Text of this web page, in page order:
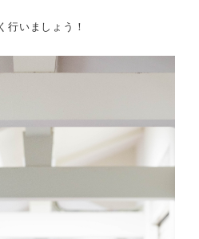
行いましょう！